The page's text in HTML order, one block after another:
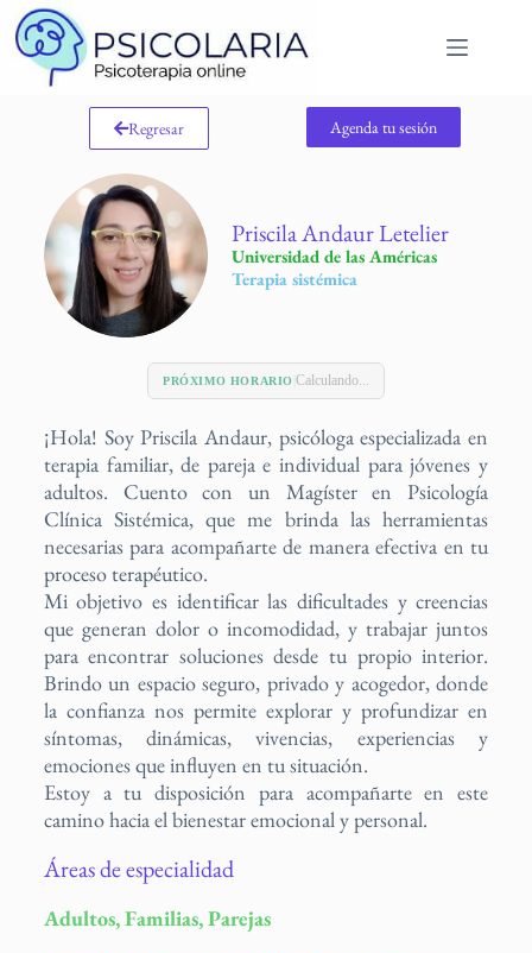
Regresar Agenda tu sesión
Priscila Andaur Letelier
Universidad de las Américas
Terapia sistémica
PRÓXIMO HORARIO Calculando...
¡Hola! Soy Priscila Andaur, psicóloga especializada en
terapia familiar, de pareja e individual para jóvenes y
adultos. Cuento con un Magíster en Psicología
Clínica Sistémica, que me brinda las herramientas
necesarias para acompañarte de manera efectiva en tu
proceso terapéutico.
Mi objetivo es identificar las dificultades y creencias
que generan dolor o incomodidad, y trabajar juntos
para encontrar soluciones desde tu propio interior.
Brindo un espacio seguro, privado y acogedor, donde
la confianza nos permite explorar y profundizar en
síntomas, dinámicas, vivencias, experiencias y
emociones que influyen en tu situación.
Estoy a tu disposición para acompañarte en este
camino hacia el bienestar emocional y personal.
Áreas de especialidad
Adultos, Familias, Parejas